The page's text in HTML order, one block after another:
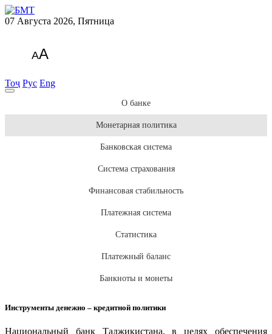
07 Августа 2026, Пятница
AA
Тоҷ Рус Eng
О банке
Монетарная политика
Банковская система
Система страхования
Финансовая стабильность
Платежная система
Статистика
Платежный баланс
Банкноты и монеты
Инструменты денежно – кредитной политики
Национальный банк Таджикистана, в целях обеспечения